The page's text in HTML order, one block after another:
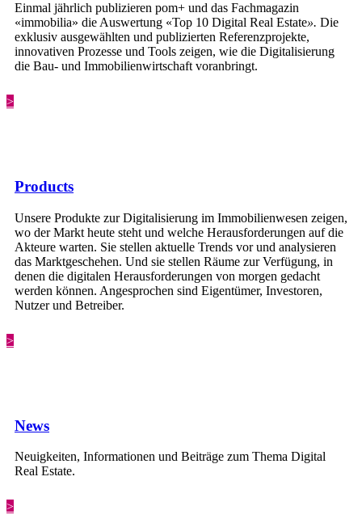
Einmal jährlich publizieren pom+ und das Fachmagazin
«immobilia» die Auswertung «Top 10 Digital Real Estate». Die
exklusiv ausgewählten und publizierten Referenzprojekte,
innovativen Prozesse und Tools zeigen, wie die Digitalisierung
die Bau- und Immobilienwirtschaft voranbringt.
>
Products
Unsere Produkte zur Digitalisierung im Immobilienwesen zeigen,
wo der Markt heute steht und welche Herausforderungen auf die
Akteure warten. Sie stellen aktuelle Trends vor und analysieren
das Marktgeschehen. Und sie stellen Räume zur Verfügung, in
denen die digitalen Herausforderungen von morgen gedacht
werden können. Angesprochen sind Eigentümer, Investoren,
Nutzer und Betreiber.
>
News
Neuigkeiten, Informationen und Beiträge zum Thema Digital
Real Estate.
>